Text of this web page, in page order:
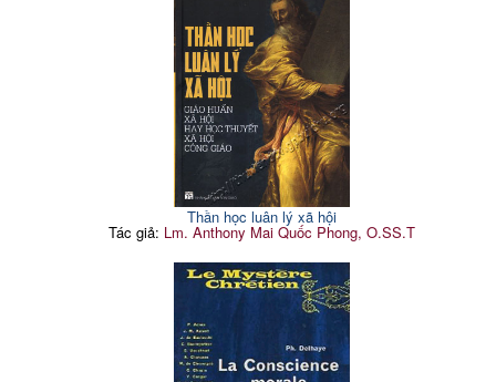
Thần học luân lý xã hội
Tác giả: Lm. Anthony Mai Quốc Phong, O.SS.T